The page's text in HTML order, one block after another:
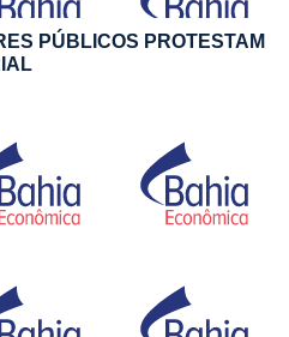
PÚBLICOS PROTESTAM